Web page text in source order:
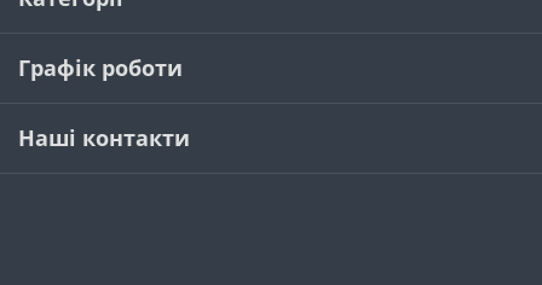
Графік роботи
Наші контакти